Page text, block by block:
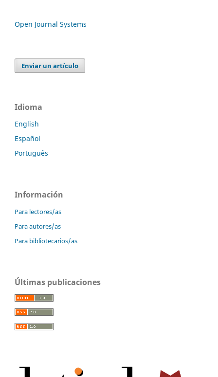
Open Journal Systems
Enviar un artículo
Idioma
English
Español
Português
Información
Para lectores/as
Para autores/as
Para bibliotecarios/as
Últimas publicaciones